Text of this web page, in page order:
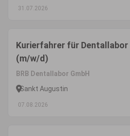
31.07.2026
Kurierfahrer für Dentallabor
(m/w/d)
BRB Dentallabor GmbH
Sankt Augustin
07.08.2026